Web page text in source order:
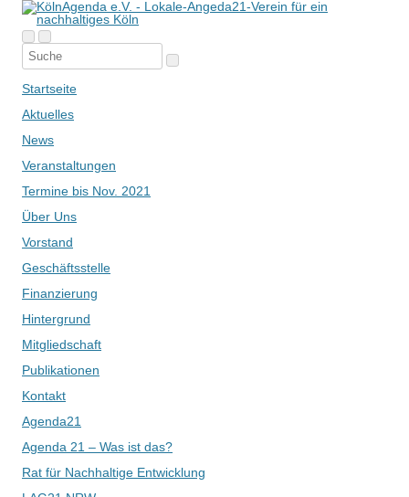
Startseite
Aktuelles
News
Veranstaltungen
Termine bis Nov. 2021
Über Uns
Vorstand
Geschäftsstelle
Finanzierung
Hintergrund
Mitgliedschaft
Publikationen
Kontakt
Agenda21
Agenda 21 – Was ist das?
Rat für Nachhaltige Entwicklung